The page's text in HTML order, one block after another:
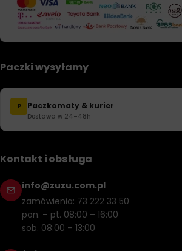
Paczki wysyłamy
P Paczkomaty & kurier
Dostawa w 24–48h
Kontakt i obsługa
info@zuzu.com.pl
zamówienia: 73 222 33 50
pon. – pt. 08:00 – 16:00
sob. 08:00 – 13:00